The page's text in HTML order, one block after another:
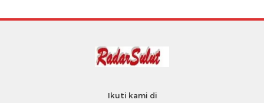
Ikuti kami di